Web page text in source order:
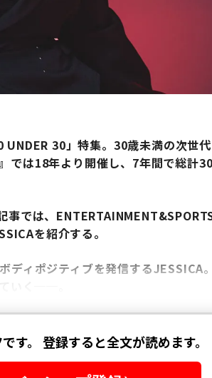
UNDER 30」特集。30歳未満の次世
は18年より開催し、7年間で総計
では、
を紹介する。
ディポジティブを発信するJESSICA
いく──。